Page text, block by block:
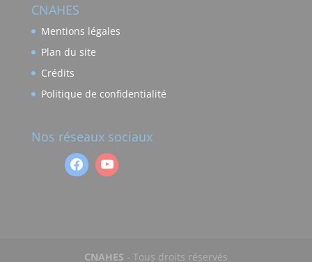
CNAHES
Mentions légales
Plan du site
Crédits
Politique de confidentialité
Nos réseaux sociaux
CNAHES - Tous droits réservés